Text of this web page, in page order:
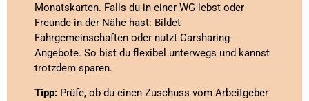
Monatskarten. Falls du in einer WG lebst oder
Freunde in der Nähe hast: Bildet
Fahrgemeinschaften oder nutzt Carsharing-
Angebote. So bist du flexibel unterwegs und kannst
trotzdem sparen.
Tipp: Prüfe, ob du einen Zuschuss vom Arbeitgeber